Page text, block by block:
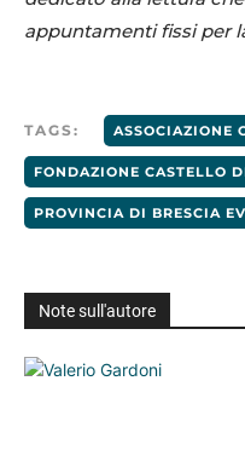
appuntamenti fissi per
TAGS: ASSOCIAZIONE
FONDAZIONE CASTELLO
PROVINCIA DI BRESCIA
Note sull'autore